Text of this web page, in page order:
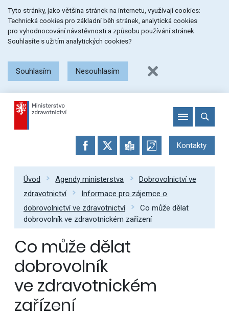
na
menu
na
obsah
na
patičku
stránky
Tyto stránky, jako většina stránek na internetu, využívají cookies:
Technická cookies pro základní běh stránek, analytická cookies
pro vyhodnocování návstěvnosti a způsobu používání stránek.
Souhlasíte s užitím analytických cookies?
Souhlasím Nesouhlasím
Kontakty
Úvod Agendy ministerstva
Dobrovolnictví ve
zdravotnictví
Informace pro zájemce o
dobrovolnictví ve zdravotnictví
Co může dělat
dobrovolník ve zdravotnickém zařízení
Co může dělat
dobrovolník
ve zdravotnickém
zařízení